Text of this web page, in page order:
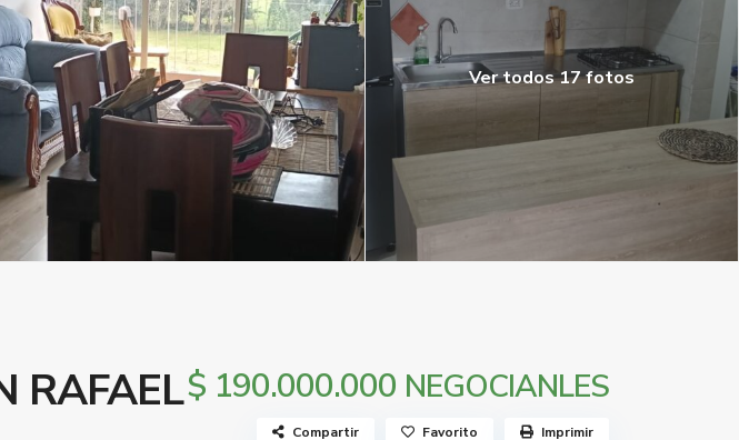
Ver todos 17 fotos
RAFAEL$ 190.000.000 NEGOCIANLES
Compartir Favorito Imprimir